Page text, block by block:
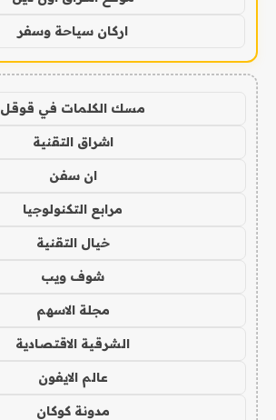
اركان سياحة وسفر
مسك الكلمات في قوقل
اشراق التقنية
ان سفن
مرابع التكنولوجيا
خيال التقنية
شوف ويب
مجلة الاسهم
الشرقية الاقتصادية
عالم الايفون
مدونة كوكان